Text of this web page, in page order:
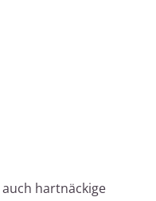
hartnäckige